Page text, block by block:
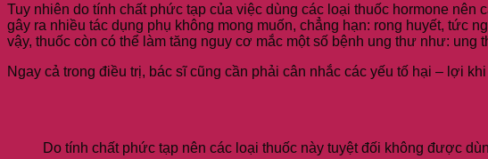
Tuy nhiên do tính chất phức tạp của việc dùng các loại thuốc hormone
gây ra nhiều tác dụng phụ không mong muốn, chẳng hạn: rong huyết, tức
vậy, thuốc còn có thể làm tăng nguy cơ mắc một số bệnh ung thư như: ung
Ngay cả trong điều trị, bác sĩ cũng cần phải cân nhắc các yếu tố hại – lợi
Do tính chất phức tạp nên các loại thuốc này tuyệt đối không được